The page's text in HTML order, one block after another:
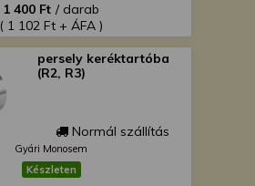
1 400 Ft / darab
( 1 102 Ft + ÁFA )
persely keréktartóba
(R2, R3)
Normál szállítás
Gyári Monosem
Készleten